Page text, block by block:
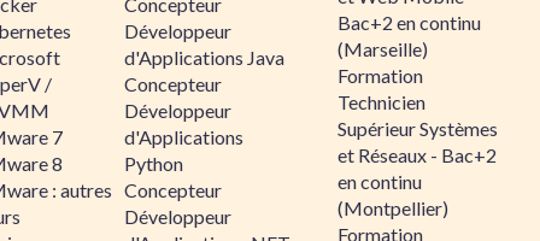
/
7
8
: autres
Développeur
d'Applications Java
Concepteur
Développeur
d'Applications
Python
Concepteur
Développeur
Bac+2 en continu
(Marseille)
Formation
Technicien
Supérieur Systèmes
et Réseaux - Bac+2
en continu
(Montpellier)
Formation